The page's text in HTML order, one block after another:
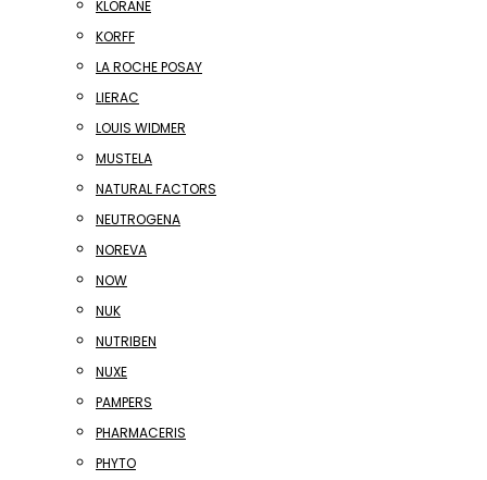
KLORANE
KORFF
LA ROCHE POSAY
LIERAC
LOUIS WIDMER
MUSTELA
NATURAL FACTORS
NEUTROGENA
NOREVA
NOW
NUK
NUTRIBEN
NUXE
PAMPERS
PHARMACERIS
PHYTO